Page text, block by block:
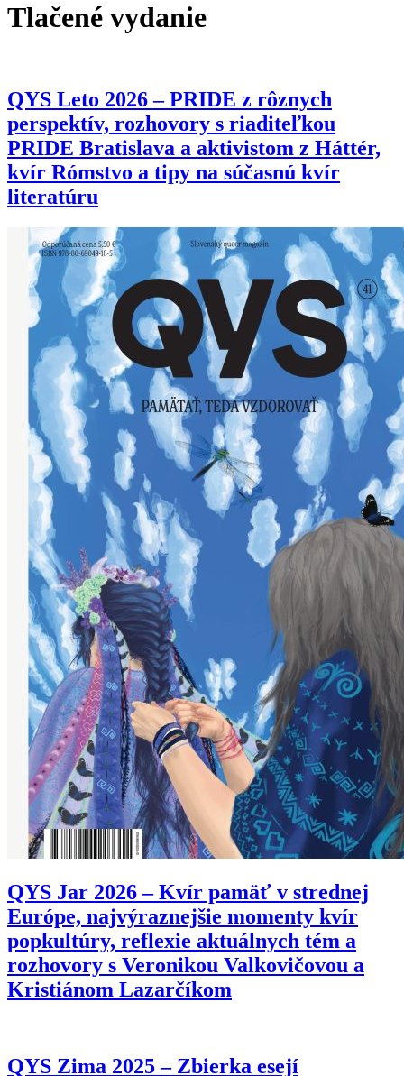
Tlačené vydanie
QYS Leto 2026 – PRIDE z rôznych
perspektív, rozhovory s riaditeľkou
PRIDE Bratislava a aktivistom z Háttér,
kvír Rómstvo a tipy na súčasnú kvír
literatúru
QYS Jar 2026 – Kvír pamäť v strednej
Európe, najvýraznejšie momenty kvír
popkultúry, reflexie aktuálnych tém a
rozhovory s Veronikou Valkovičovou a
Kristiánom Lazarčíkom
QYS Zima 2025 – Zbierka esejí